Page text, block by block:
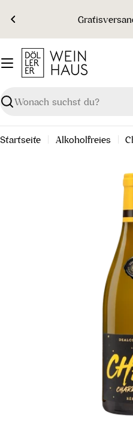
Inhalt
springen
Suchen
Startseite Alkoholfreies